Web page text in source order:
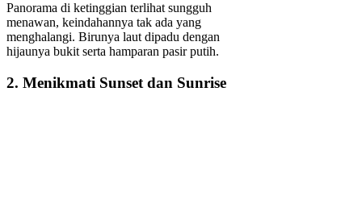
Panorama di ketinggian terlihat sungguh
menawan, keindahannya tak ada yang
menghalangi. Birunya laut dipadu dengan
hijaunya bukit serta hamparan pasir putih.
2. Menikmati Sunset dan Sunrise